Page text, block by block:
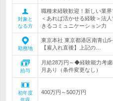
対象と
なる方
職種未経験歓迎！新しい業
＜あれば活かせる経験＞法
きるコミュニケーション力
勤務地
東京本社 東京都港区南青山
【雇入れ直後】上記の…
給与
月給28万円～◆経験能力考
月あり（条件変更なし）
初年度
年収
400万円～500万円